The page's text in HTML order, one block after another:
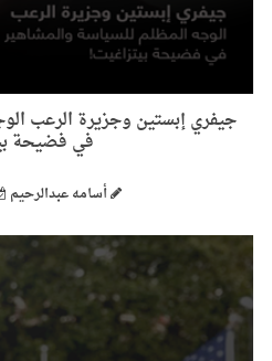
جيفري إبستين وجزيرة الرعب الوجه
في فضيحة
أسامه عبدالرحيم